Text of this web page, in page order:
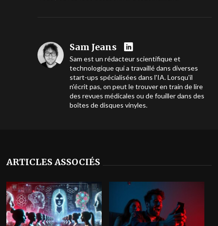
Sam Jeans
Sam est un rédacteur scientifique et
technologique qui a travaillé dans diverses
start-ups spécialisées dans l'IA. Lorsqu'il
n'écrit pas, on peut le trouver en train de lire
des revues médicales ou de fouiller dans des
boîtes de disques vinyles.
ARTICLES ASSOCIÉS